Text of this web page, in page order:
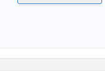
işlenmesine ilişkin
Takvim Talebini Gönder
Talebi